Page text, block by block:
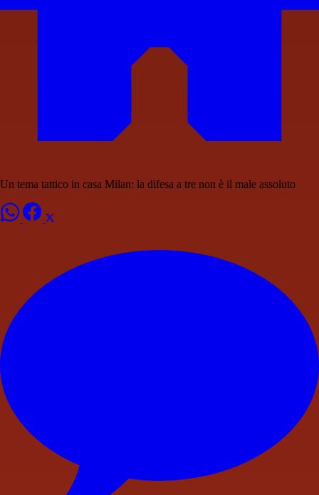
Un tema tattico in casa Milan: la difesa a tre non è il male assoluto